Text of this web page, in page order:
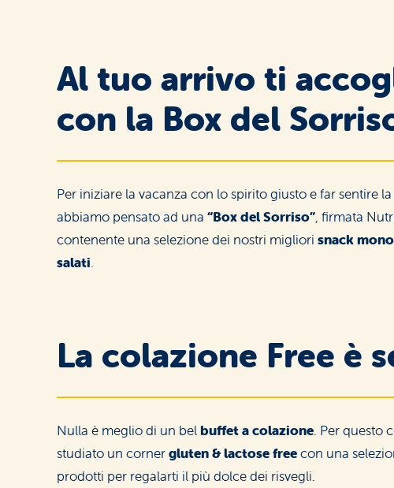
e ricorrenze
I buoni
senza lattosio
Al tuo arrivo ti
con la Box del
Per iniziare la vacanza con lo spirito giusto e far sentire
abbiamo pensato ad una “Box del Sorriso”, firmata
contenente una selezione dei nostri migliori snack
salati.
La colazione Free è
Nulla è meglio di un belbuffet a colazione. Per questo
studiato un cornergluten & lactose freecon una
prodotti per regalarti il più dolce dei risvegli.